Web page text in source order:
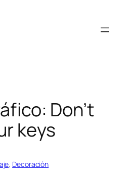
Don’t
keys
, Decoración